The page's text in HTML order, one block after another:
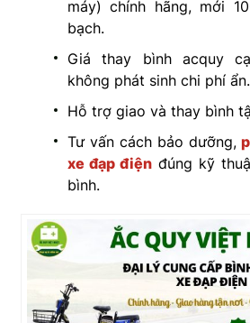
máy) chính hãng, mới
bạch.
Giá thay bình acquy
không phát sinh chi phí ẩn.
Hỗ trợ giao và thay bình
Tư vấn cách bảo dưỡng,
xe đạp điện đúng kỹ
bình.